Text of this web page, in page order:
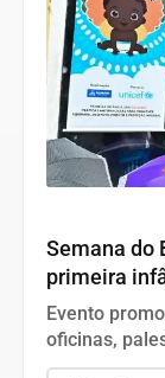
Semana do
primeira
Evento
oficinas,
proteção de